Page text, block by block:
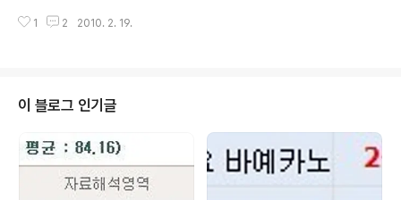
어울리지 않는 김정은씨네요. 그녀의 연기는 참 새콤달콤
예쁘다고 생각하는..... 이민정을 처음 안 것은 래미안 아파
습니다" 에 나오는 이민정은.... 정말 아름다웠죠. 특히 도서
관에서 마주하게 된 그런 모습은 제가 여자친구를 만난 배
경과 유사하여, 더 많이 보게 되었던 것 같네요. 당시 여름
바다에서 등에 업혀서 키스를 하는 뮤직비디오의 장면은,
아직도 로맨틱한 장면 베스트10 에 뽑으라면 뽑겠습니다.
이러한 이민정이 이번..
1 2 2010. 2. 19.
이 블로그 인기글